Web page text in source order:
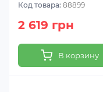
Код товара: 88899
2 619 грн
В корзину